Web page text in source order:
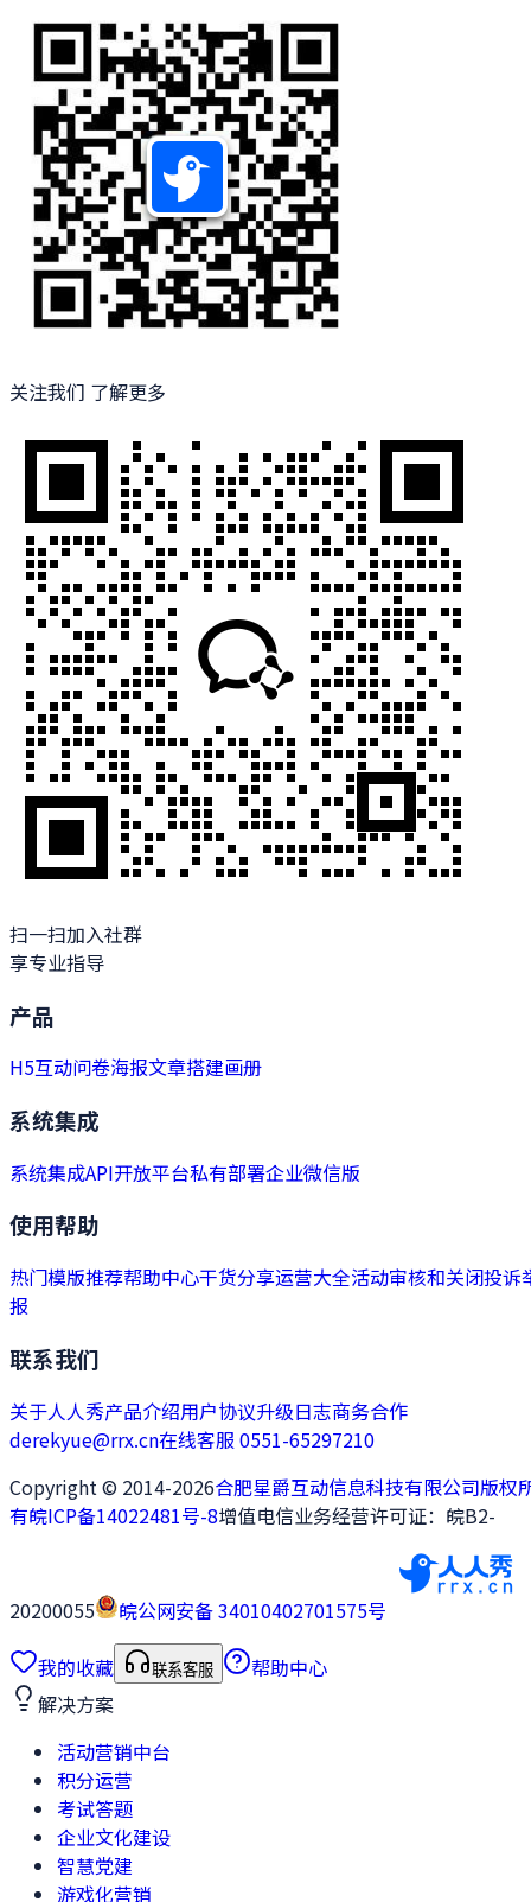
关注我们 了解更多
扫一扫加入社群
享专业指导
产品
H5互动问卷海报文章搭建画册
系统集成
系统集成API开放平台私有部署企业微信版
使用帮助
热门模版推荐帮助中心干货分享运营大全活动审核和关闭投诉
报
联系我们
关于人人秀产品介绍用户协议升级日志商务合作
derekyue@rrx.cn在线客服 0551-65297210
Copyright © 2014-2026合肥星爵互动信息科技有限公司版权
有皖ICP备14022481号-8增值电信业务经营许可证：皖B2-
20200055
皖公网安备 34010402701575号
我的收藏
联系客服
帮助中心
解决方案
活动营销中台
积分运营
考试答题
企业文化建设
智慧党建
游戏化营销